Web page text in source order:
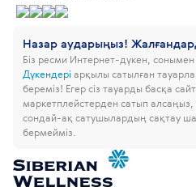
Назар аударыңыз!
Біз ресми Интернет-дүкен, сонымен
Дүкендері арқылы сатылған
береміз! Егер сіз тауарды басқа
маркетплейстерден сатып алсаңыз,
сондай-ақ сатушылардың сақтау
бермейміз.